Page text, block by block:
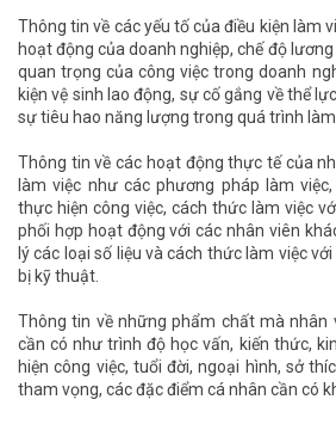
Thông tin về các yếu tố của điều kiện làm
hoạt động của doanh nghiệp, chế độ
quan trọng của công việc trong doanh
kiện vệ sinh lao động, sự cố gắng về thể
sự tiêu hao năng lượng trong quá trình làm
Thông tin về các hoạt động thực tế của
làm việc như các phương pháp làm
thực hiện công việc, cách thức làm việc
phối hợp hoạt động với các nhân viên
lý các loại số liệu và cách thức làm việc
bị kỹ thuật.
Thông tin về những phẩm chất mà nhân
cần có như trình độ học vấn, kiến thức,
hiện công việc, tuổi đời, ngoại hình, sở
tham vọng, các đặc điểm cá nhân cần có